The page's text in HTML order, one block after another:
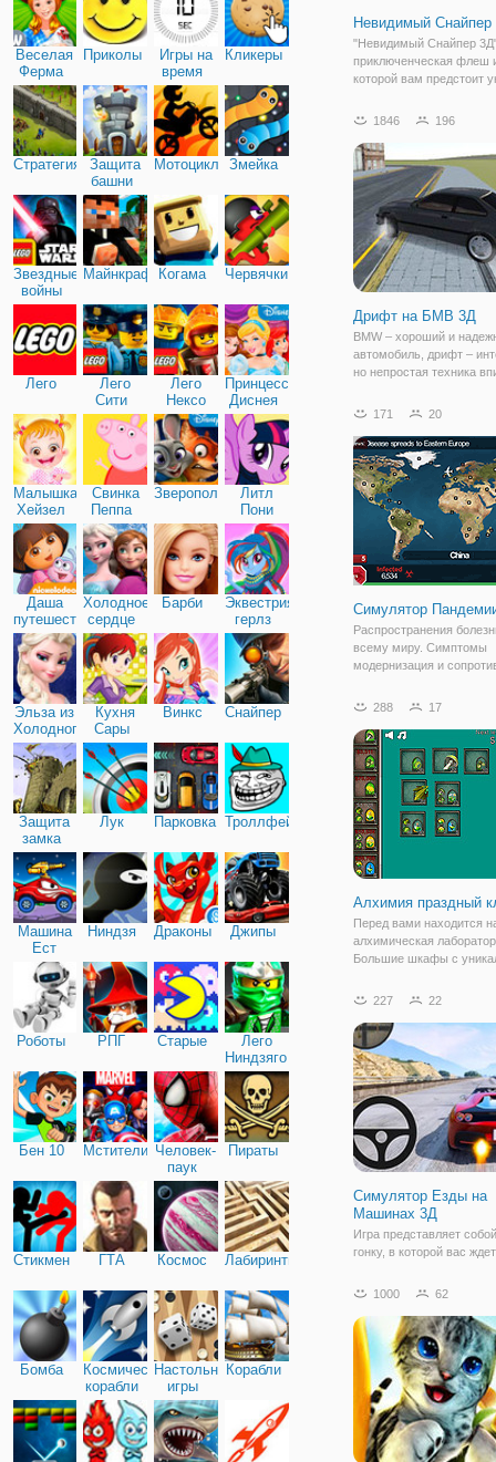
Веселая
Ферма
Приколы
Игры на
время
Кликеры
Стратегия
Защита
башни
МотоциклыЗмейка
Звездные
войны
МайнкрафтКогама Червячки
Лего
Лего
Сити
Лего
Нексо
Найтс
Принцессы
Диснея
Малышка
Хейзел
Свинка
Пеппа
Зверополис
Литл
Пони
Дружба
Даша
путешественница
Холодное
сердце
Барби
Эквестрия
герлз
Эльза из
Холодного
сердца
Кухня
Сары
Винкс Снайпер
Защита
замка
Лук Парковка Троллфейс
Машина
Ест
Машину
Ниндзя Драконы Джипы
Роботы РПГ Старые
Лего
Ниндзяго
Бен 10 Мстители Человек-
паук
Пираты
Стикмен ГТА Космос Лабиринты
Бомба
Космические
корабли
Настольные
игры
Корабли
Невидимый Снайпер
"Невидимый Снайпер
приключенческая флеш
которой вам предстоит
главная цель - главный
распространить свой
крупных городах.
1846 196
Дрифт на БМВ 3Д
BMW – хороший и
автомобиль, дрифт –
но непростая техника
эти две составляющие?
принципе, в названии
171 20
Симулятор
Распространения
всему миру. Симптомы
модернизация и
людей. Это веселая
может помочь научить,
болезни
миру.
288 17
Алхимия праздный
Перед вами находится
алхимическая
Большие шкафы с
сварить какое-нибудь
перед тем как это
выбрать правильный
227 22
Симулятор Езды на
Машинах 3Д
Игра представляет
гонку, в которой вас ждет
увлекательный
треке рядом - другие
Также на каждом
предстоит проехать
1000 62